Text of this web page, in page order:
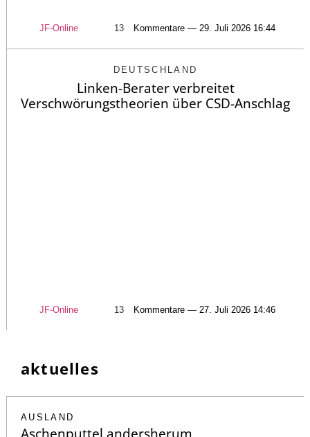
JF-Online 13 Kommentare — 29. Juli 2026 16:44
DEUTSCHLAND
Linken-Berater verbreitet
Verschwörungstheorien über CSD-Anschlag
JF-Online 13 Kommentare — 27. Juli 2026 14:46
aktuelles
AUSLAND